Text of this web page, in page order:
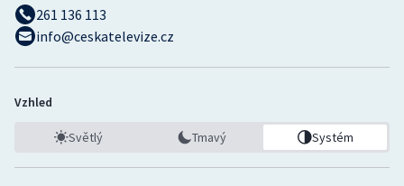
261 136 113
info@ceskatelevize.cz
Vzhled
Světlý Tmavý Systém